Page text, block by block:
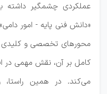
عملکردی چشمگیر داشته
«دانش فنی پایه - امور
محورهای تخصصی و کلیدی
کامل بر آن، نقش مهمی در
می‌کند. در همین راستا،